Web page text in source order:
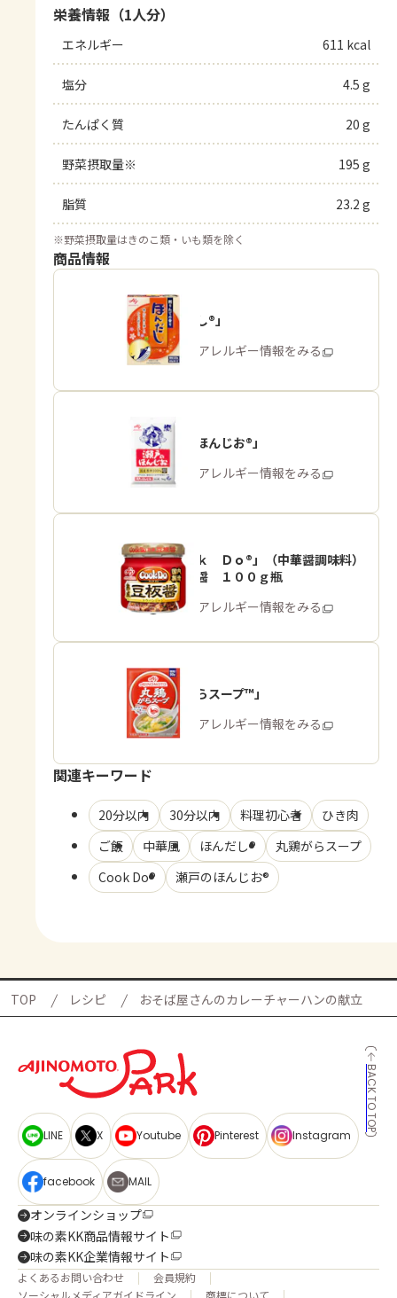
栄養情報（1人分）
エネルギー 611 kcal
塩分 4.5 g
たんぱく質 20 g
野菜摂取量※ 195 g
脂質 23.2 g
※野菜摂取量はきのこ類・いも類を除く
商品情報
「ほんだし®」
商品・アレルギー情報をみる
「瀬戸のほんじお®」
商品・アレルギー情報をみる
「Ｃｏｏｋ Ｄｏ®」（中華醤調味料）
熟成豆板醤 １００ｇ瓶
商品・アレルギー情報をみる
「丸鶏がらスープ™」
商品・アレルギー情報をみる
関連キーワード
20分以内 30分以内 料理初心者
ひき肉
ご飯
中華風 ほんだし®
丸鶏がらスープ
Cook Do®
瀬戸のほんじお®
TOP レシピ おそば屋さんのカレーチャーハンの献立
BACK TO TOP
LINE X Youtube Pinterest Instagram
facebook MAIL
オンラインショップ
味の素KK商品情報サイト
味の素KK企業情報サイト
よくあるお問い合わせ
会員規約
ソーシャルメディアガイドライン
商標について